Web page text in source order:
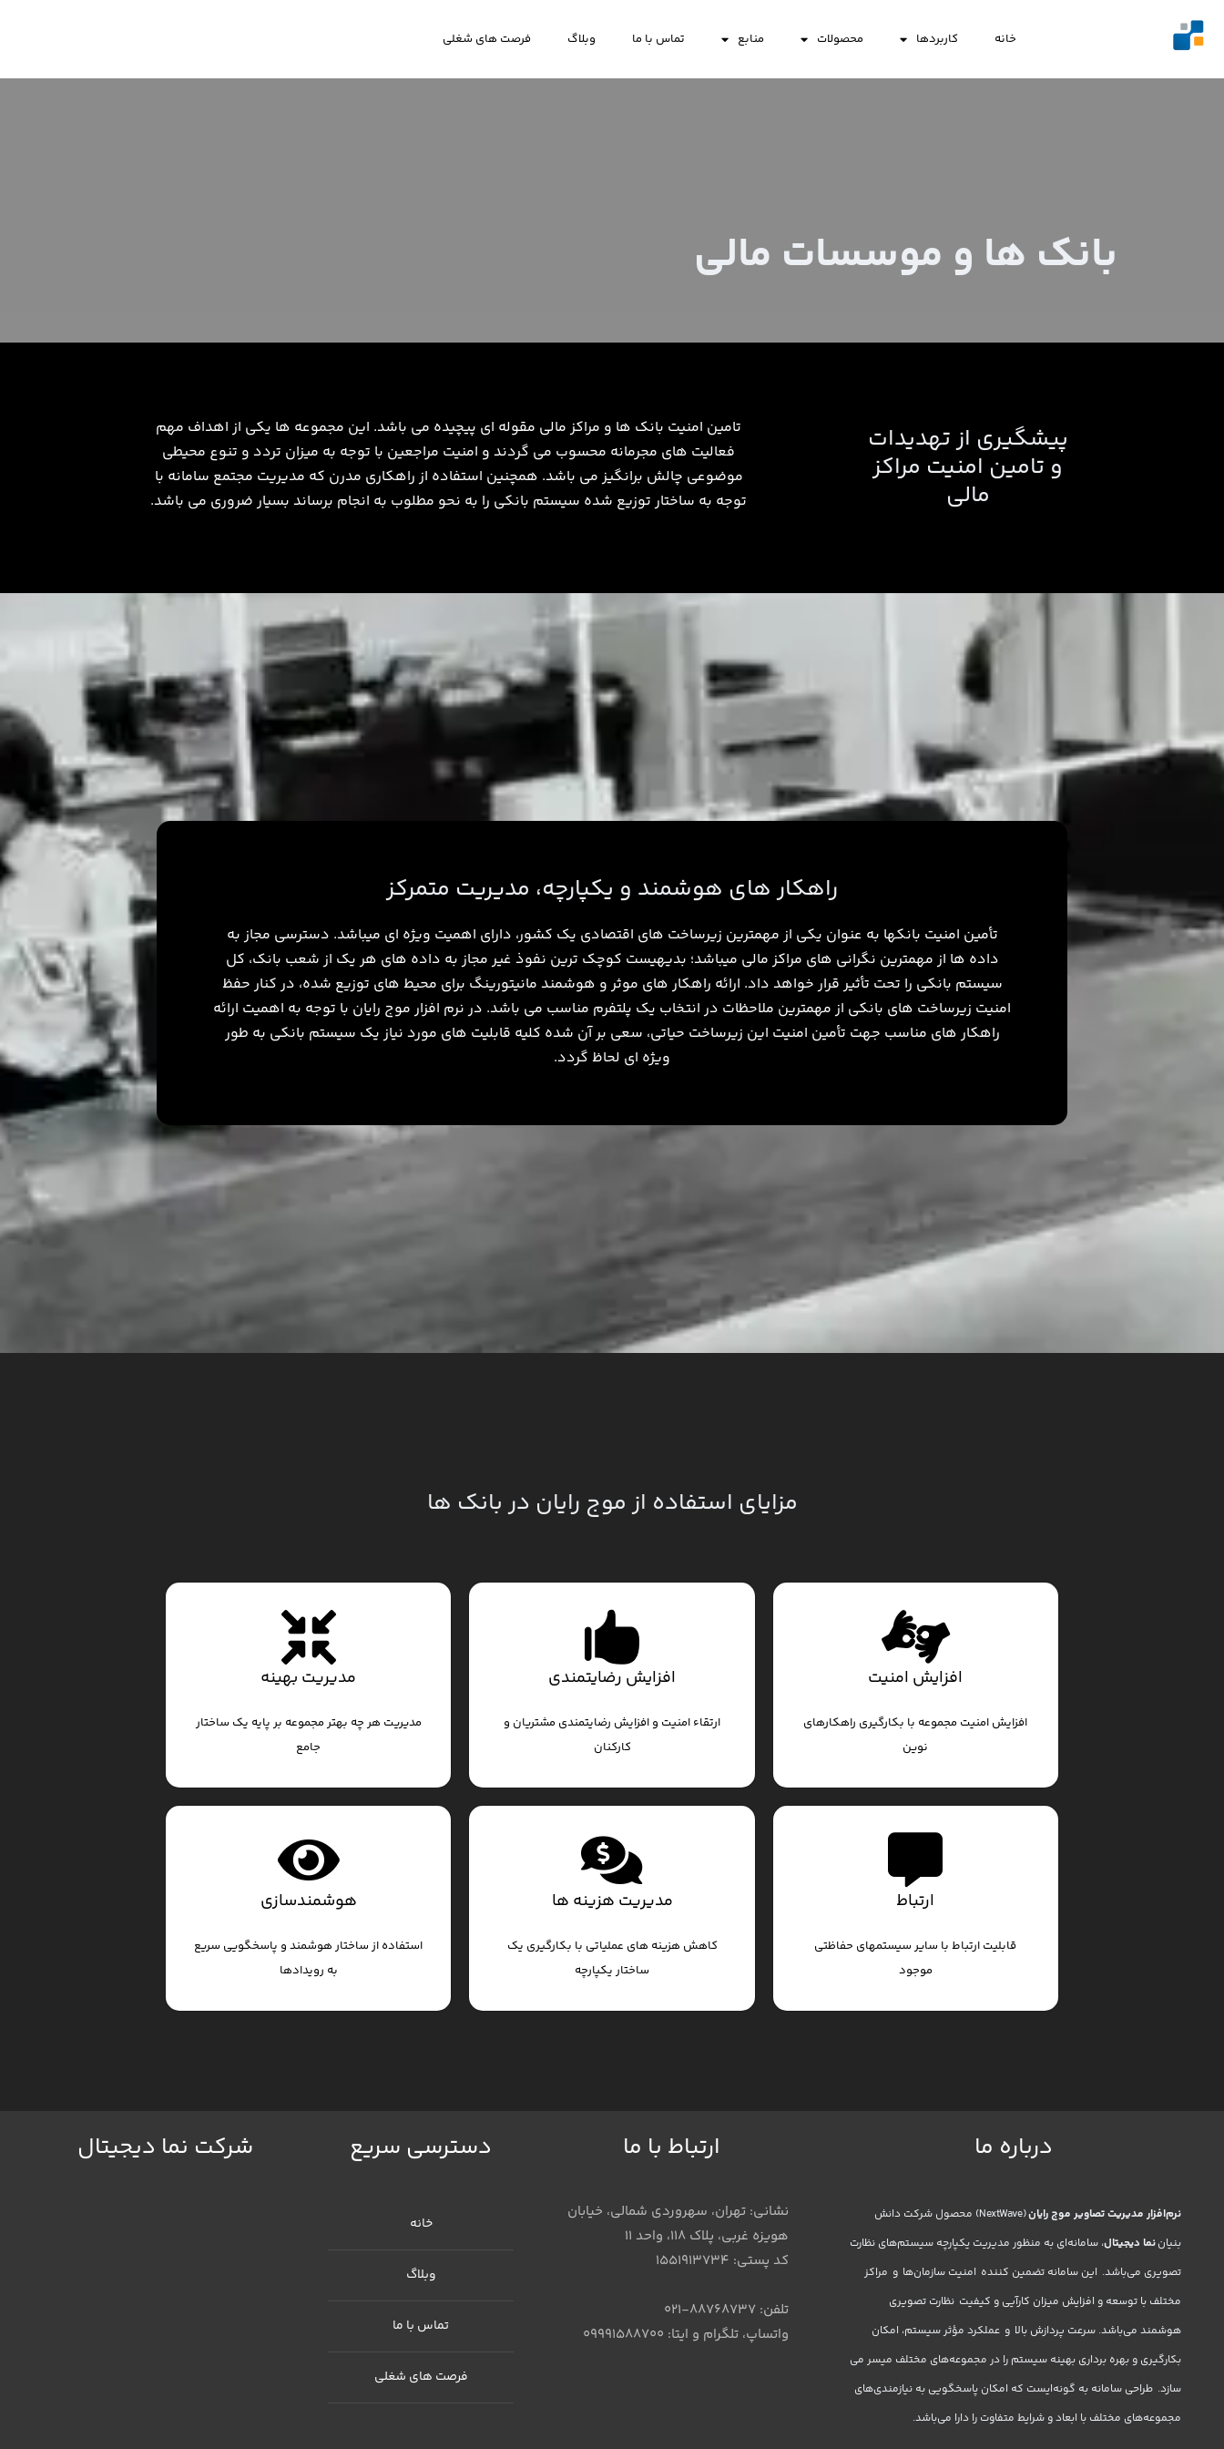
خانه کاربردها محصولات منابع تماس با ما وبلاگ فرصت های شغلی
بانک ها و موسسات مالی
پیشگیری از تهدیدات
و تامین امنیت مراکز
مالی
تامین امنیت بانک ها و مراکز مالی مقوله ای پیچیده می باشد. این مجموعه ها یکی از اهداف مهم
فعالیت های مجرمانه محسوب می گردند و امنیت مراجعین با توجه به میزان تردد و تنوع محیطی
موضوعی چالش برانگیز می باشد. همچنین استفاده از راهکاری مدرن که مدیریت مجتمع سامانه با
توجه به ساختار توزیع شده سیستم بانکی را به نحو مطلوب به انجام برساند بسیار ضروری می باشد.
راهکار های هوشمند و یکپارچه، مدیریت متمرکز
تأمین امنیت بانک­ها به عنوان یکی از مهمترین زیرساخت ­های اقتصادی یک کشور، دارای اهمیت ویژه ­ای می­باشد. دسترسی مجاز به
داده ها از مهمترین نگرانی ­های مراکز مالی می­باشد؛ بدیهیست کوچک ترین نفوذ غیر مجاز به داده ­های هر یک از شعب بانک، کل
سیستم بانکی را تحت تأثیر قرار خواهد داد. ارائه راهکار های موثر و هوشمند مانیتورینگ برای محیط های توزیع شده، در کنار حفظ
امنیت زیرساخت ­های بانکی از مهمترین ملاحظات در انتخاب یک پلتفرم مناسب می ­باشد. در نرم ­افزار موج رایان با توجه به اهمیت ارائه
راهکار های مناسب جهت تأمین امنیت این زیرساخت حیاتی، سعی بر آن شده کلیه قابلیت ­های مورد نیاز یک سیستم بانکی به طور
ویژه ­ای لحاظ گردد.​​​​​​​
مزایای استفاده از موج رایان در بانک ها
افزایش امنیت
افزایش امنیت مجموعه با بکارگیری راهکارهای
نوین
افزایش رضایتمندی
ارتقاء امنیت و افزایش رضایتمندی مشتریان و
کارکنان
مدیریت بهینه
مدیریت هر چه بهتر مجموعه بر پایه یک ساختار
جامع
ارتباط
قابلیت ارتباط با سایر سیستمهای حفاظتی
موجود
مدیریت هزینه ها
کاهش هزینه های عملیاتی با بکارگیری یک
ساختار یکپارچه
هوشمندسازی
استفاده از ساختار هوشمند و پاسخگویی سریع
به رویدادها
درباره ما
نرم‌افزار مدیریت تصاویر موج رایان
(NextWave) محصول شرکت دانش
بنیاننما دیجیتال، سامانه‌ای به منظور مدیریت یکپارچه سیستم‌های نظارت
تصویری می‌باشد. این سامانه تضمین کننده امنیت سازمان‌ها و مراکز
مختلف با توسعه و افزایش میزان کارآیی و کیفیت نظارت تصویری
هوشمند می‌باشد. سرعت پردازش بالا و عملکرد مؤثر سیستم، امکان
بکارگیری و بهره برداری بهینه سیستم را در مجموعه‌های مختلف میسر می
سازد. طراحی سامانه به گونه‌ایست که امکان پاسخگویی به نیازمندی‌های
مجموعه‌های مختلف با ابعاد و شرایط متفاوت را دارا می‌باشد.
ارتباط با ما
نشانی: تهران، سهروردی شمالی، خیابان
هویزه غربی، پلاک 118، واحد 11
کد پستی: 1551913734
تلفن: 88768737-021
واتساپ، تلگرام و ایتا: 09991588700
دسترسی سریع
خانه
وبلاگ
تماس با ما
فرصت های شغلی
شرکت نما دیجیتال